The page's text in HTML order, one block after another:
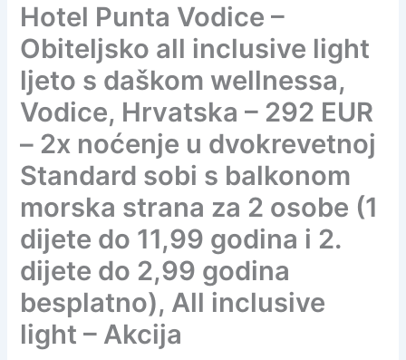
Hotel Punta Vodice –
Obiteljsko all inclusive light
ljeto s daškom wellnessa,
Vodice, Hrvatska – 292 EUR
– 2x noćenje u dvokrevetnoj
Standard sobi s balkonom
morska strana za 2 osobe (1
dijete do 11,99 godina i 2.
dijete do 2,99 godina
besplatno), All inclusive
light – Akcija